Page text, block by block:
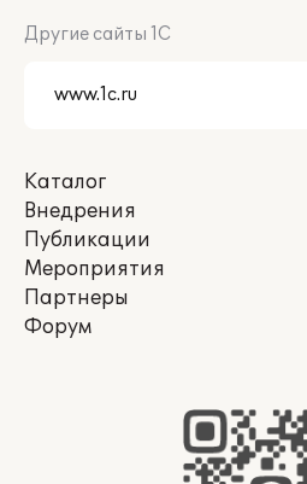
Другие сайты 1С
Каталог
Внедрения
Публикации
Мероприятия
Партнеры
Форум